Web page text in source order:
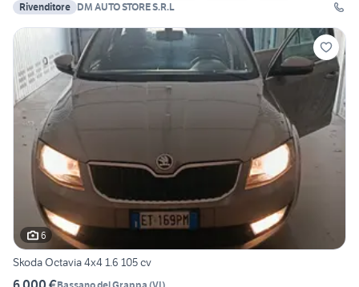
Rivenditore DM AUTO STORE S.R.L
6
Skoda Octavia 4x4 1.6 105 cv